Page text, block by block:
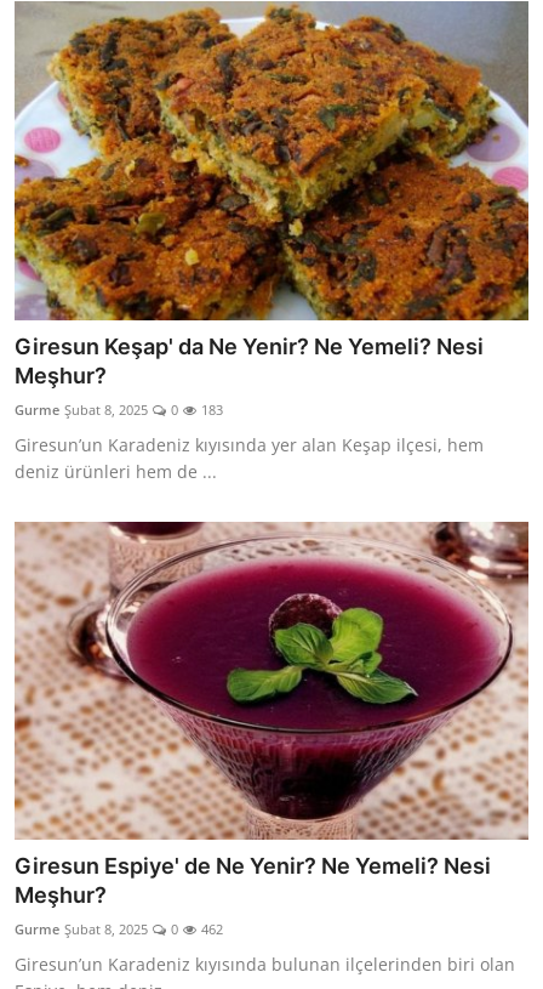
Giresun Keşap' da Ne Yenir? Ne Yemeli? Nesi
Meşhur?
Gurme Şubat 8, 2025 0 183
Giresun’un Karadeniz kıyısında yer alan Keşap ilçesi, hem
deniz ürünleri hem de ...
Giresun Espiye' de Ne Yenir? Ne Yemeli? Nesi
Meşhur?
Gurme Şubat 8, 2025 0 462
Giresun’un Karadeniz kıyısında bulunan ilçelerinden biri olan